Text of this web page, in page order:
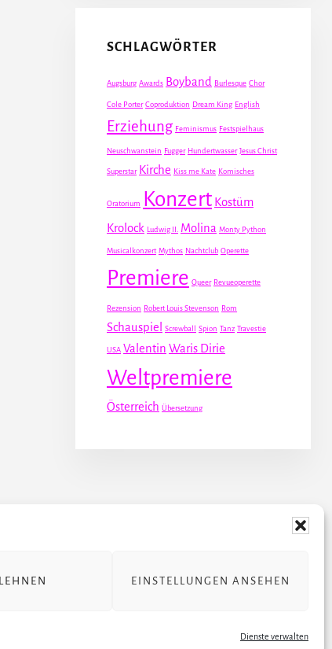
Dienste verwalten
EINSTELLUNGEN ANSEHEN
SCHLAGWÖRTER
Augsburg Awards Boyband Burlesque Chor
Cole Porter Coproduktion Dream King English
Erziehung Feminismus Festspielhaus
Neuschwanstein Fugger Hundertwasser Jesus Christ
Superstar Kirche Kiss me Kate Komisches
Oratorium Konzert Kostüm
Krolock Ludwig II. Molina Monty Python
Musicalkonzert Mythos Nachtclub Operette
Premiere Queer Revueoperette
Rezension Robert Louis Stevenson Rom
Schauspiel Screwball Spion Tanz Travestie
USA Valentin Waris Dirie
Weltpremiere
Österreich Übersetzung